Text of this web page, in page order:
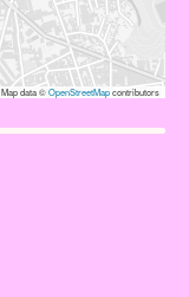
Map data ©OpenStreetMapcontributors